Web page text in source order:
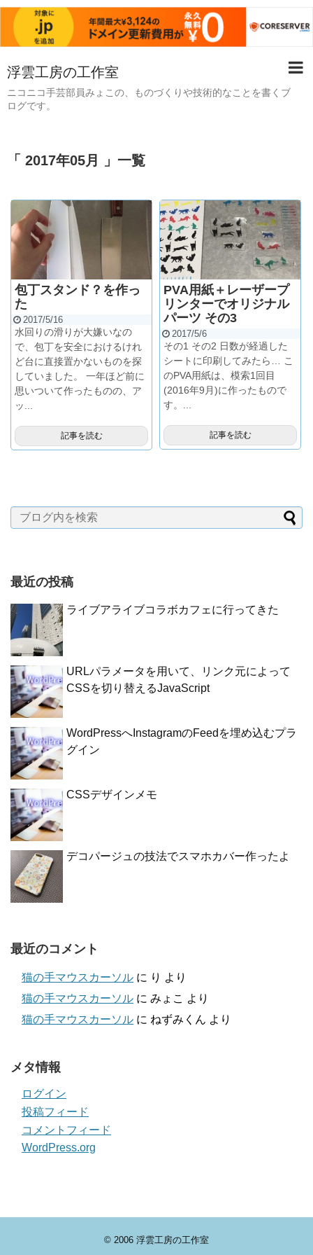
浮雲工房の工作室
ニコニコ手芸部員みょこの、ものづくりや技術的なことを書くブ
ログです。
「 2017年05月 」一覧
包丁スタンド？を作っ
た
2017/5/16
水回りの滑りが大嫌いなの
で、包丁を安全におけるけれ
ど台に直接置かないものを探
していました。 一年ほど前に
思いついて作ったものの、ア
ッ...
記事を読む
PVA用紙＋レーザープ
リンターでオリジナル
パーツ その3
2017/5/6
その1 その2 日数が経過した
シートに印刷してみたら… こ
のPVA用紙は、模索1回目
(2016年9月)に作ったもので
す。...
記事を読む
最近の投稿
ライブアライブコラボカフェに行ってきた
URLパラメータを用いて、リンク元によって
CSSを切り替えるJavaScript
WordPressへInstagramのFeedを埋め込むプラ
グイン
CSSデザインメモ
デコパージュの技法でスマホカバー作ったよ
最近のコメント
猫の手マウスカーソル に り より
猫の手マウスカーソル に みょこ より
猫の手マウスカーソル に ねずみくん より
メタ情報
ログイン
投稿フィード
コメントフィード
WordPress.org
© 2006 浮雲工房の工作室